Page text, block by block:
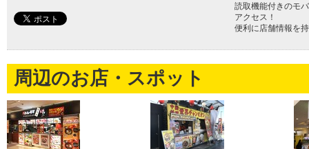
読取機能付きのモ
アクセス！
便利に店舗情報を
周辺のお店・スポット